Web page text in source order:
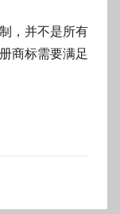
，并不是所有
商标需要满足